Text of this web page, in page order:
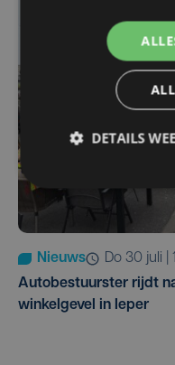
Nieuws
do 30 juli |
Autobestuurster rijdt
winkelgevel in Ieper
DETAILS